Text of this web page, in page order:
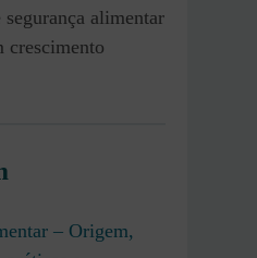
alimentar
crescimento
– Origem,